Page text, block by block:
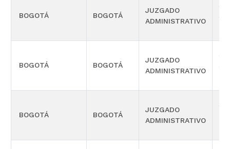
BOGOTÁ BOGOTÁ
JUZGADO
ADMINISTRATIVO
BOGOTÁ BOGOTÁ
JUZGADO
ADMINISTRATIVO
BOGOTÁ BOGOTÁ
JUZGADO
ADMINISTRATIVO